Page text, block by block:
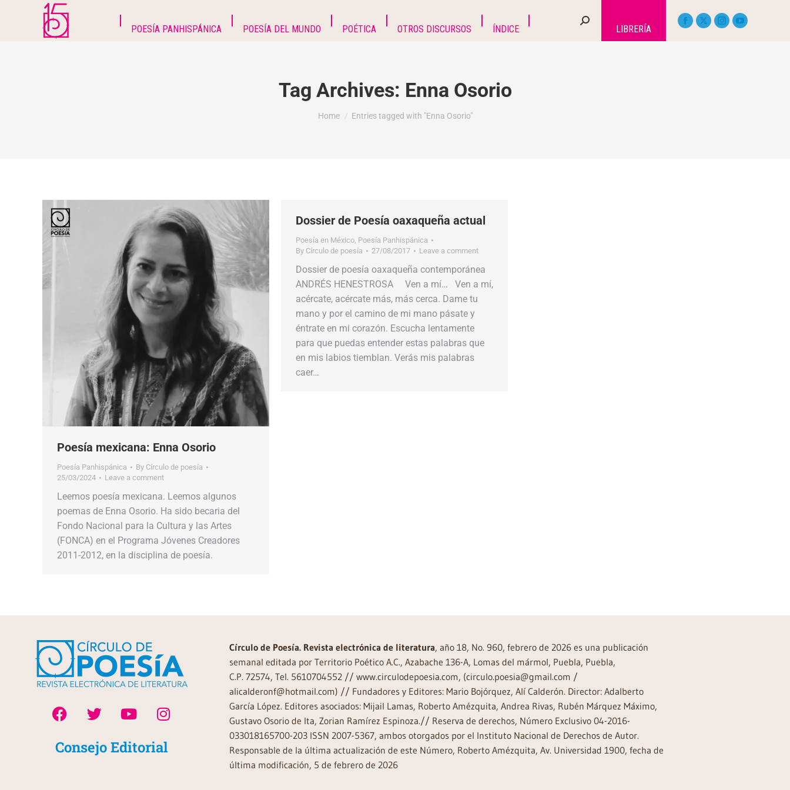
POESÍA PANHISPÁNICA POESÍA DEL MUNDO POÉTICA OTROS DISCURSOS ÍNDICE LIBRERÍA
Tag Archives: Enna Osorio
You are here:
Home Entries tagged with "Enna Osorio"
Poesía mexicana: Enna Osorio
Poesía Panhispánica By Círculo de poesía
25/03/2024
Leave a comment
Leemos poesía mexicana. Leemos algunos
poemas de Enna Osorio. Ha sido becaria del
Fondo Nacional para la Cultura y las Artes
(FONCA) en el Programa Jóvenes Creadores
2011-2012, en la disciplina de poesía.
Dossier de Poesía oaxaqueña actual
Poesía en México, Poesía Panhispánica
By Círculo de poesía 27/08/2017 Leave a comment
Dossier de poesía oaxaqueña contemporánea
ANDRÉS HENESTROSA Ven a mí… Ven a mí,
acércate, acércate más, más cerca. Dame tu
mano y por el camino de mi mano pásate y
éntrate en mi corazón. Escucha lentamente
para que puedas entender estas palabras que
en mis labios tiemblan. Verás mis palabras
caer…
Consejo Editorial
Círculo de Poesía. Revista electrónica de literatura, año 18, No. 960, febrero de 2026 es una publicación
semanal editada por Territorio Poético A.C., Azabache 136-A, Lomas del mármol, Puebla, Puebla,
C.P. 72574, Tel. 5610704552 // www.circulodepoesia.com, (circulo.poesia@gmail.com /
alicalderonf@hotmail.com) // Fundadores y Editores: Mario Bojórquez, Alí Calderón. Director: Adalberto
García López. Editores asociados: Mijail Lamas, Roberto Amézquita, Andrea Rivas, Rubén Márquez Máximo,
Gustavo Osorio de Ita, Zorian Ramírez Espinoza.// Reserva de derechos, Número Exclusivo 04-2016-
033018165700-203 ISSN 2007-5367, ambos otorgados por el Instituto Nacional de Derechos de Autor.
Responsable de la última actualización de este Número, Roberto Amézquita, Av. Universidad 1900, fecha de
última modificación, 5 de febrero de 2026